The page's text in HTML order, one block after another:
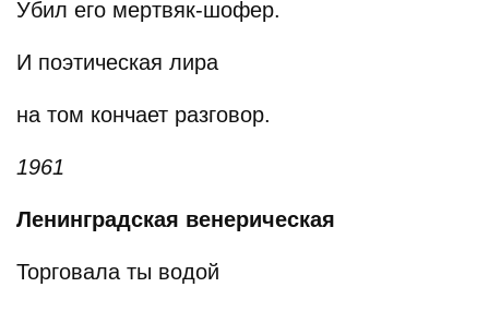
Убил его мертвяк-шофер.
И поэтическая лира
на том кончает разговор.
1961
Ленинградская венерическая
Торговала ты водой